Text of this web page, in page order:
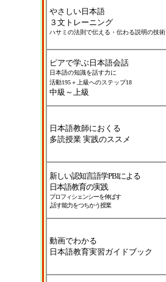
やさしい日本語
３文トレーニング
ハサミの法則で伝える・伝わる説明の技術
ピアで学ぶ日本語会話
日本語の知識を話す力に
活動195＋上級へのステップ18
中級～上級
日本語教師におくる
多読授業 実践のススメ
新しい認知言語学PBIによる
日本語教育の実践
プロフィシェンシーを伸ばす
,話す能力をつちかう授業
動画でわかる
日本語教育実習ガイドブック